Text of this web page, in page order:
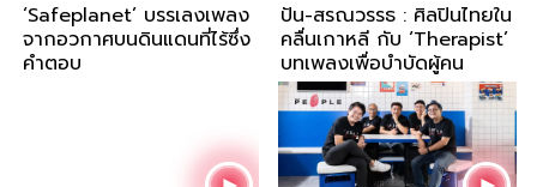
‘Safeplanet’ บรรเลงเพลง
จากอวกาศบนดินแดนที่ไร้ซึ่ง
คำตอบ
ปัน-สรณวรรธ : ศิลปินไทยใน
คลื่นเกาหลี กับ ‘Therapist’
บทเพลงเพื่อบำบัดผู้คน